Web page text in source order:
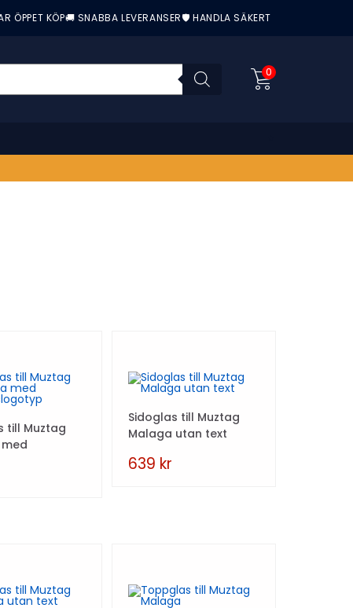
ÖPPET KÖP🚚 SNABBA LEVERANSER🛡️ HANDLA SÄKERT
0
till Muztag
Sidoglas till Muztag
Malaga utan text
639 kr